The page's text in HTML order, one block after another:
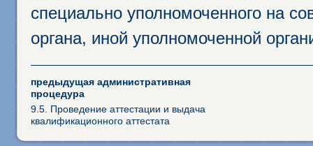
специально уполномоченного на
органа, иной уполномоченной
предыдущая административная
процедура
9.5. Проведение аттестации и выдача
квалификационного аттестата